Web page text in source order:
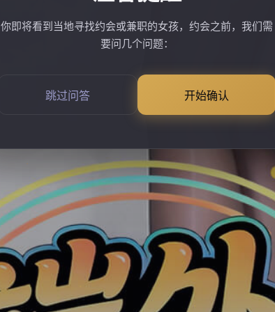
你即将看到当地寻找约会或兼职的女孩，约会之前，我们需
要问几个问题：
跳过问答 开始确认